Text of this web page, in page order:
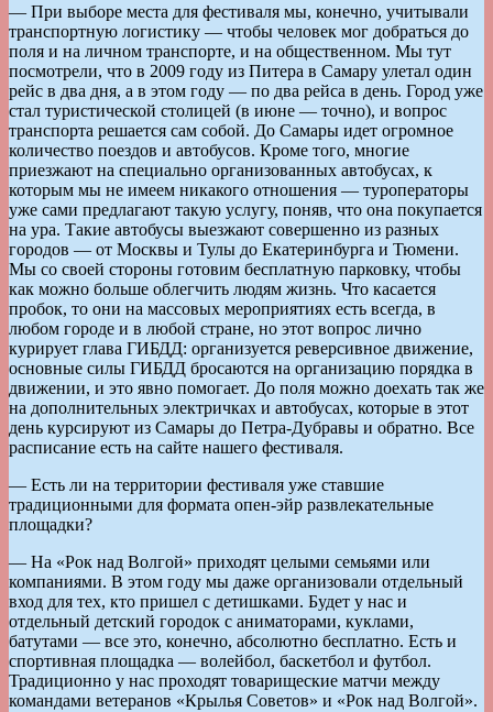
— При выборе места для фестиваля мы, конечно, учитывали
транспортную логистику — чтобы человек мог добраться до
поля и на личном транспорте, и на общественном. Мы тут
посмотрели, что в 2009 году из Питера в Самару улетал один
рейс в два дня, а в этом году — по два рейса в день. Город уже
стал туристической столицей (в июне — точно), и вопрос
транспорта решается сам собой. До Самары идет огромное
количество поездов и автобусов. Кроме того, многие
приезжают на специально организованных автобусах, к
которым мы не имеем никакого отношения — туроператоры
уже сами предлагают такую услугу, поняв, что она покупается
на ура. Такие автобусы выезжают совершенно из разных
городов — от Москвы и Тулы до Екатеринбурга и Тюмени.
Мы со своей стороны готовим бесплатную парковку, чтобы
как можно больше облегчить людям жизнь. Что касается
пробок, то они на массовых мероприятиях есть всегда, в
любом городе и в любой стране, но этот вопрос лично
курирует глава ГИБДД: организуется реверсивное движение,
основные силы ГИБДД бросаются на организацию порядка в
движении, и это явно помогает. До поля можно доехать так же
на дополнительных электричках и автобусах, которые в этот
день курсируют из Самары до Петра-Дубравы и обратно. Все
расписание есть на сайте нашего фестиваля.
— Есть ли на территории фестиваля уже ставшие
традиционными для формата опен-эйр развлекательные
площадки?
— На «Рок над Волгой» приходят целыми семьями или
компаниями. В этом году мы даже организовали отдельный
вход для тех, кто пришел с детишками. Будет у нас и
отдельный детский городок с аниматорами, куклами,
батутами — все это, конечно, абсолютно бесплатно. Есть и
спортивная площадка — волейбол, баскетбол и футбол.
Традиционно у нас проходят товарищеские матчи между
командами ветеранов «Крылья Советов» и «Рок над Волгой».